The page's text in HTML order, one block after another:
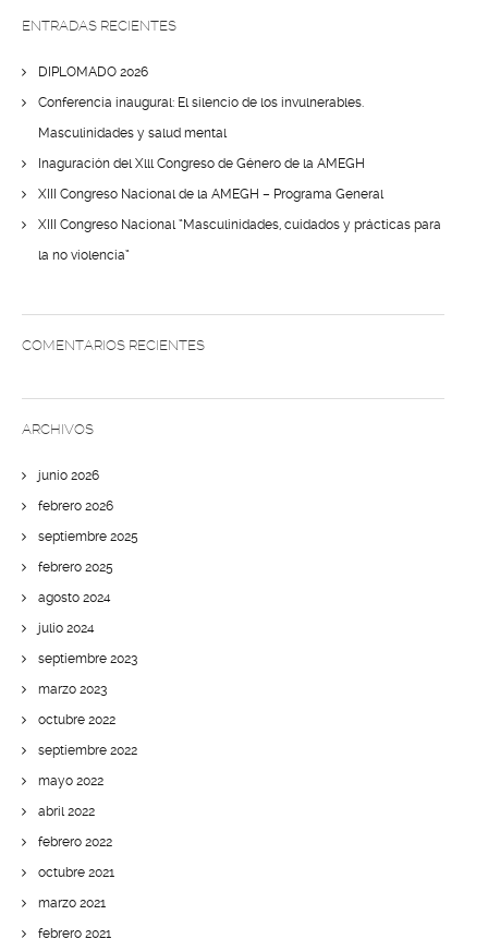
ENTRADAS RECIENTES
DIPLOMADO 2026
Conferencia inaugural: El silencio de los invulnerables.
Masculinidades y salud mental
Inaguración del Xlll Congreso de Género de la AMEGH
XIII Congreso Nacional de la AMEGH – Programa General
XIII Congreso Nacional “Masculinidades, cuidados y prácticas para
la no violencia”
COMENTARIOS RECIENTES
ARCHIVOS
junio 2026
febrero 2026
septiembre 2025
febrero 2025
agosto 2024
julio 2024
septiembre 2023
marzo 2023
octubre 2022
septiembre 2022
mayo 2022
abril 2022
febrero 2022
octubre 2021
marzo 2021
febrero 2021